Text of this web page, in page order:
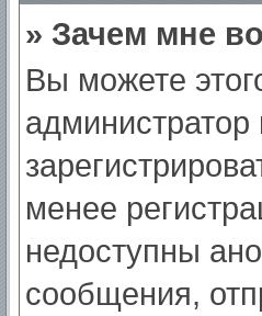
» Зачем мне
Вы можете
менее
недоступны
сообщения,